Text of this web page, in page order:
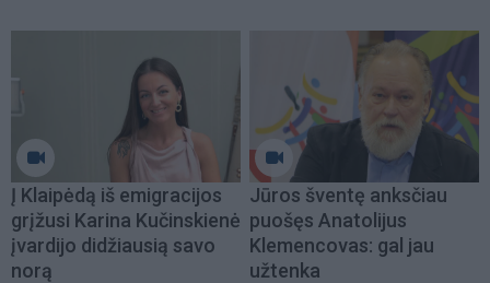
Į Klaipėdą iš emigracijos
grįžusi Karina Kučinskienė
įvardijo didžiausią savo
norą
Jūros šventę anksčiau
puošęs Anatolijus
Klemencovas: gal jau
užtenka